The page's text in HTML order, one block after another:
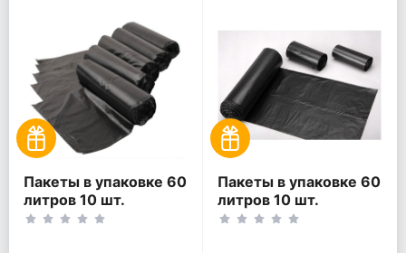
Пакеты в упаковке 60
литров 10 шт.
(10шт*5рул)
Пакеты в упаковке 60
литров 10 шт.
(10шт*3рул)